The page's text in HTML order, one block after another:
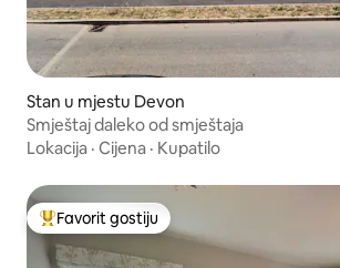
Stan u mjestu Devon
Smještaj daleko od smještaja
Lokacija · Cijena · Kupatilo
Glavni favorit gostiju
Favorit gostiju